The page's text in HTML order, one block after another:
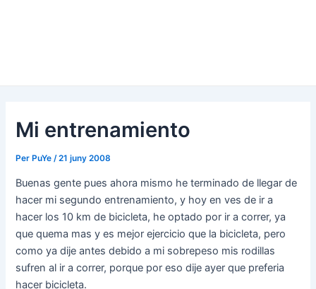
Mi entrenamiento
Per PuYe/21 juny 2008
Buenas gente pues ahora mismo he terminado de llegar de
hacer mi segundo entrenamiento, y hoy en ves de ir a
hacer los 10 km de bicicleta, he optado por ir a correr, ya
que quema mas y es mejor ejercicio que la bicicleta, pero
como ya dije antes debido a mi sobrepeso mis rodillas
sufren al ir a correr, porque por eso dije ayer que preferia
hacer bicicleta.